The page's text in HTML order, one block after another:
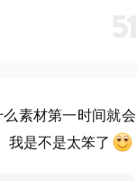
素材第一时间就会
我是不是太笨了